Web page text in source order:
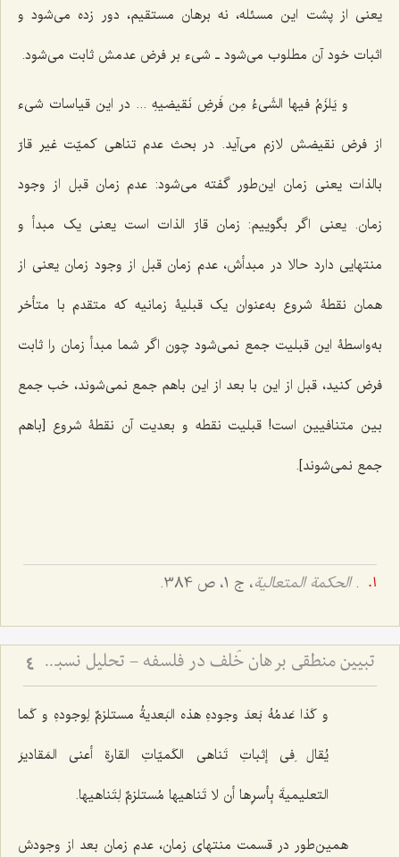
یعنى از پشت این مسئله، نه برهان مستقیم، دور زده مى‌شود و
اثبات خود آن مطلوب می‌شود ـ شىء بر فرض عدمش ثابت می‌شود.
و یَلزَمُ فیها الشَی‌ءُ مِن فَرضِ نَقیضیهِ ... در این قیاسات شىء
از فرض نقیضش لازم مى‌آید. در بحث عدم تناهى کمیّت غیر قارّ
بالذات یعنى زمان این‌طور گفته مى‌شود: عدم زمان قبل از وجود
زمان. یعنى اگر بگوییم: زمان قارّ الذات است یعنى یک مبدأ و
منتهایى دارد حالا در مبدأش، عدم زمان قبل از وجود زمان یعنی از
همان نقطۀ شروع به‌عنوان یک قبلیۀ زمانیه که متقدم با متأخر
به‌واسطۀ این قبلیت جمع نمى‌شود چون اگر شما مبدأ زمان را ثابت
فرض کنید، قبل از این با بعد از این باهم جمع نمى‌شوند، خب جمع
بین متنافیین است! قبلیت نقطه و بعدیت آن نقطۀ شروع [باهم
جمع نمی‌شوند].
.الحکمة المتعالیة، ج 1، ص 384.
تبیین منطقی برهان خُلف در فلسفه - تحلیل نسبت میان فرضِ محال و اثبات واقعیت 4
و کَذا عَدمُهُ بَعدَ وجودهِ هذه البَعدیةُ مستلزمٌ لِوجودهِ و کَما
یُقال ِفی إثباتِ تَناهی الکَمیّاتِ القارةِ أعنی المَقادیرَ
التعلیمیةَ بِأسرِها أن لا تَناهیها مُستلزمٌ لِتَناهیها.
همین‌طور در قسمت منتهاى زمان، عدم زمان بعد از وجودش